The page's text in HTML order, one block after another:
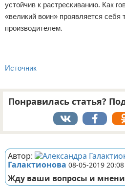
устойчив к растрескиванию. Как
«великий воин» проявляется себя
производителем.
Источник
Понравилась статья?
Автор:
Галактионова 08-05-2019 20:08
Жду ваши вопросы и